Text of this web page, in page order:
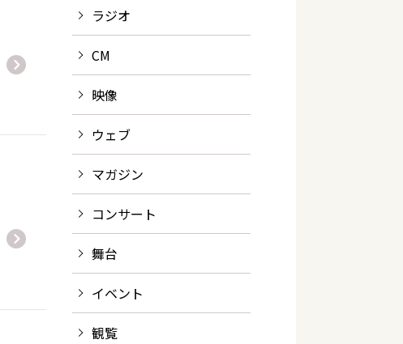
ラジオ
CM
映像
ウェブ
マガジン
コンサート
舞台
イベント
観覧